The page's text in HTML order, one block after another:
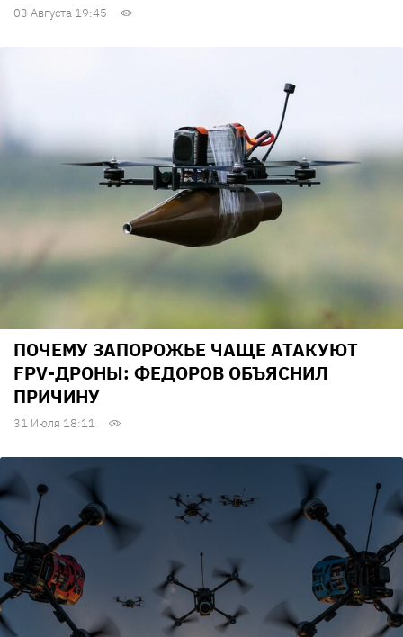
03 Августа 19:45
ПОЧЕМУ ЗАПОРОЖЬЕ ЧАЩЕ АТАКУЮТ
FPV-ДРОНЫ: ФЕДОРОВ ОБЪЯСНИЛ
ПРИЧИНУ
31 Июля 18:11